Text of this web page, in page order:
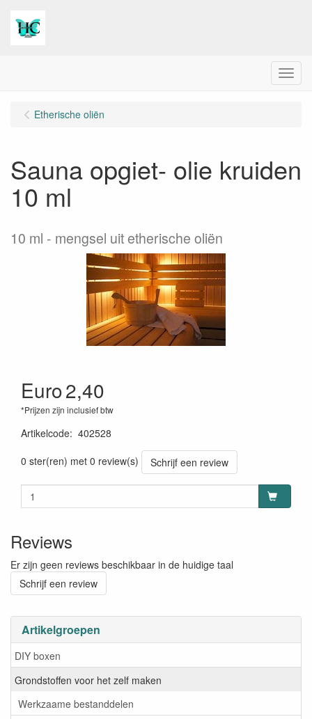
Menu
Artikelgroepen
DIY boxen
Grondstoffen voor het zelf maken
Werkzaame bestanddelen
Etherische oliën
Sauna opgiet- olie kruiden
10 ml
10 ml mengsel uit etherische oliën
Euro2,40
*Prijzen zijn inclusief btw
Artikelcode: 402528
0 ster(ren) met 0 review(s)
Schrijf een review
Reviews
Er zijn geen reviews beschikbaar in de huidige taal
Schrijf een review